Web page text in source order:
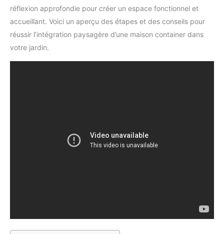
réflexion approfondie pour créer un espace fonctionnel et
accueillant. Voici un aperçu des étapes et des conseils pour
réussir l’intégration paysagère d’une maison container dans
votre jardin.